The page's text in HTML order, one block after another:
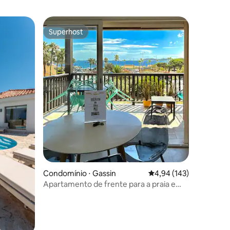
hóspedes Superhost
Superhost
Condomínio ⋅ Gassin 4,94 de uma avaliação
4,94 (143)
Apartamento de frente para a praia e